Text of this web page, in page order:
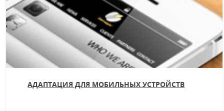
АДАПТАЦИЯ ДЛЯ МОБИЛЬНЫХ УСТРОЙСТВ